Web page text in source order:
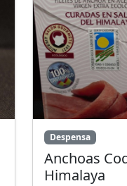
Despensa
Anchoas
Himalaya